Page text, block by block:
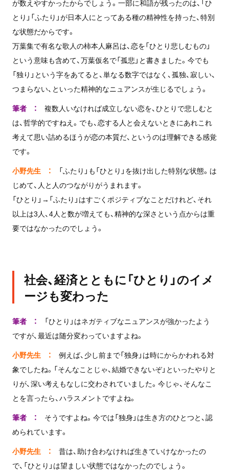
が数えやすかったからでしょう。一部に和語が残ったのは、「ひ
とり」「ふたり」が日本人にとってある種の精神性を持った、特別
な状態だからです。
万葉集で有名な歌人の柿本人麻呂は、恋を「ひとり悲しむもの」
という意味も含めて、万葉仮名で「孤悲」と書きました。今でも
「独り」という字をあてると、単なる数字ではなく、孤独、寂しい、
つまらない、といった精神的なニュアンスが生じるでしょう。
筆者 ： 複数人いなければ成立しない恋を、ひとりで悲しむと
は、哲学的ですねえ。でも、恋する人と会えないときにあれこれ
考えて思い詰めるほうが恋の本質だ、というのは理解できる感覚
です。
小野先生 ： 「ふたり」も「ひとり」を抜け出した特別な状態。は
じめて、人と人のつながりがうまれます。
「ひとり」→「ふたり」はすごくポジティブなことだけれど、それ
以上は3人、4人と数が増えても、精神的な深さという点からは重
要ではなかったのでしょう。
社会、経済とともに「ひとり」のイメ
ージも変わった
筆者 ： 「ひとり」はネガティブなニュアンスが強かったよう
ですが、最近は随分変わっていますよね。
小野先生 ： 例えば、少し前まで「独身」は時にからかわれる対
象でしたね。「そんなことじゃ、結婚できないぞ」といったやりと
りが、深い考えもなしに交わされていました。今じゃ、そんなこ
とを言ったら、ハラスメントですよね。
筆者 ： そうですよね。今では「独身」は生き方のひとつと、認
められています。
小野先生 ： 昔は、助け合わなければ生きていけなかったの
で、「ひとり」は望ましい状態ではなかったのでしょう。